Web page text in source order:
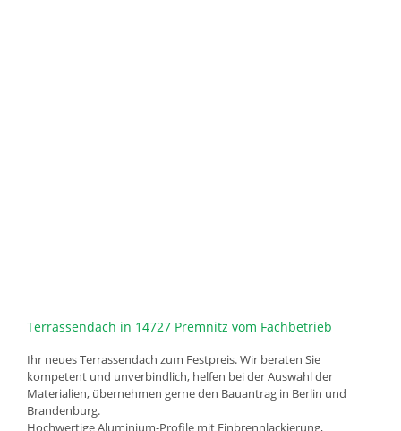
Terrassendach in 14727 Premnitz vom Fachbetrieb
Ihr neues Terrassendach zum Festpreis. Wir beraten Sie
kompetent und unverbindlich, helfen bei der Auswahl der
Materialien, übernehmen gerne den Bauantrag in Berlin und
Brandenburg.
Hochwertige Aluminium-Profile mit Einbrennlackierung,